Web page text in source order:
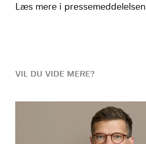
Læs mere i pressemeddelelsen
VIL DU VIDE MERE?